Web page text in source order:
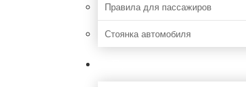
Правила для пассажиров
Стоянка автомобиля